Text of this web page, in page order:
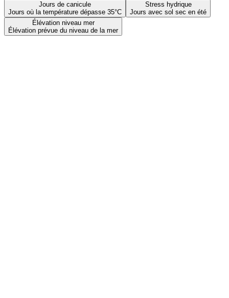
Jours de canicule
Jours où la température dépasse 35°C
Stress hydrique
Jours avec sol sec en été
Élévation niveau mer
Élévation prévue du niveau de la mer